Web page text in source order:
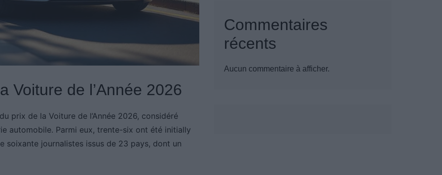
Voiture de l’Année 2026
prix de la Voiture de l’Année 2026, considéré
automobile. Parmi eux, trente-six ont été initially
soixante journalistes issus de 23 pays, dont un
Commentaires
récents
Aucun commentaire à afficher.